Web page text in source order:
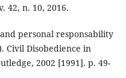
42, n. 10, 2016.
personal responsability
Civil Disobedience in
2002 [1991]. p. 49-